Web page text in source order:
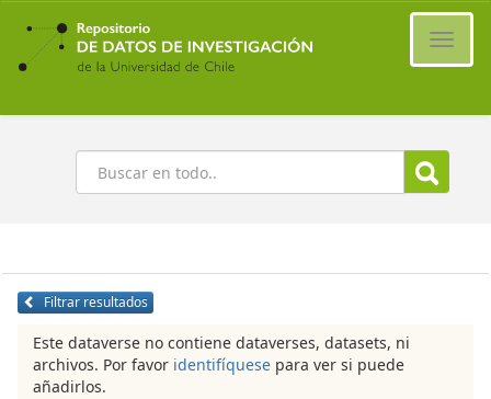
Ir
contenido
principal
Buscar
Filtrar resultados
Este dataverse no contiene dataverses, datasets, ni
archivos. Por favor identifíquese para ver si puede
añadirlos.